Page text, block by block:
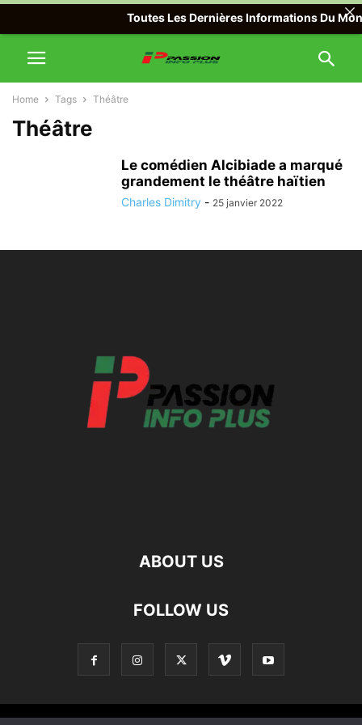
Home Tags Théâtre
Théâtre
Le comédien Alcibiade a marqué
grandement le théâtre haïtien
Charles Dimitry - 25 janvier 2022
ABOUT US
FOLLOW US
Toutes Les Dernières Informations Du